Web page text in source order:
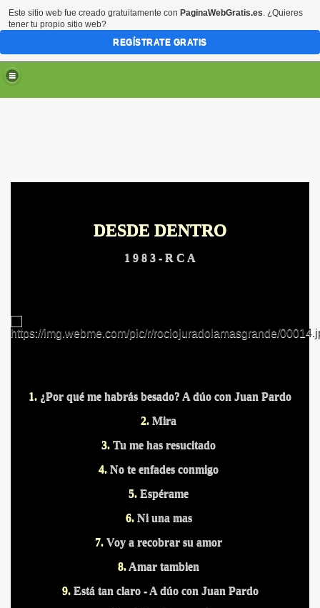
DESDE DENTRO
1 9 8 3 - R C A
1. ¿Por qué me habrás besado? A dúo con Juan Pardo
2. Mira
3. Tu me has resucitado
4. No te enfades conmigo
5. Espérame
6.Ni una mas
7. Voy a recobrar su amor
8. Amar tambien
9.Está tan claro- A dúo con Juan Pardo
Este sitio web fue creado gratuitamente con PaginaWebGratis.es. ¿Quieres
tener tu propio sitio web?
REGÍSTRATE GRATIS